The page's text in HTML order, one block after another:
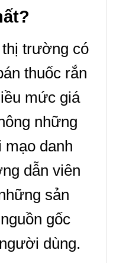
trường có
thuốc rắn
mức giá
những
danh
dẫn viên
sản
gốc
dùng.